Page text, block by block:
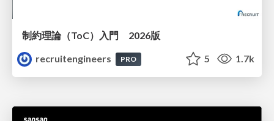
制約理論（ToC）入門 2026版
recruitengineers
PRO 5 1.7k